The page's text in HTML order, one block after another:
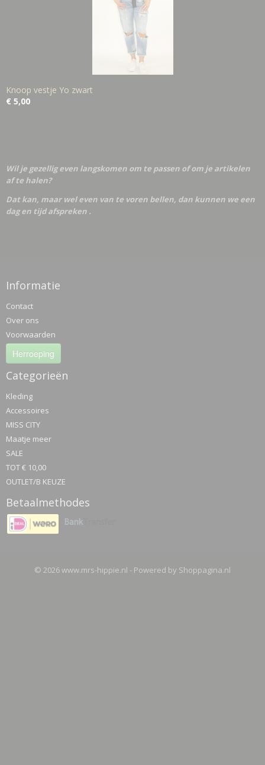
Knoop vestje Yo zwart
€ 5,00
Wil je gezellig even langskomen om te passen of om je artikelen
af te halen?
Dat kan, maar wel even van te voren bellen, dan kunnen we een
dag en tijd afspreken .
Informatie
Contact
Over ons
Voorwaarden
Herroeping
Categorieën
Kleding
Accessoires
MISS CITY
Maatje meer
SALE
TOT € 10,00
OUTLET/B KEUZE
Betaalmethodes
© 2026 www.mrs-hippie.nl - Powered by Shoppagina.nl